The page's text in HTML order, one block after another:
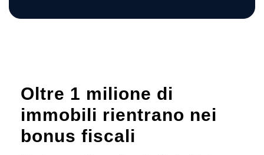
Oltre 1 milione di
immobili rientrano nei
bonus fiscali